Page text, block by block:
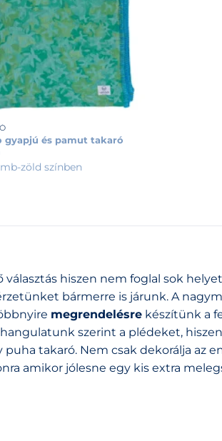
gyapjú és pamut takaró
zöld színben
hiszen nem foglal sok
bármerre is járunk. A
megrendelésre készítünk a
szerint a plédeket,
takaró. Nem csak dekorálja az
amikor jólesne egy kis extra